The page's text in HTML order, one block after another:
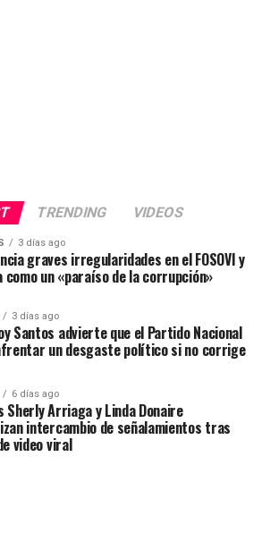
TRENDING VIDEOS
3 días ago
graves irregularidades en el FOSOVI y
un «paraíso de la corrupción»
3 días ago
Santos advierte que el Partido Nacional
un desgaste político si no corrige
6 días ago
Sherly Arriaga y Linda Donaire
intercambio de señalamientos tras
video viral